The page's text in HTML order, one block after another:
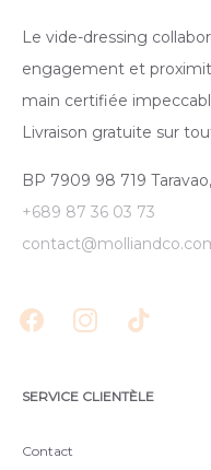
Le vide-dressing
engagement et
main certifiée
Livraison gratuite sur
BP 7909 98 719
+689 87 36 03 73
SERVICE CLIENTÈLE
Contact